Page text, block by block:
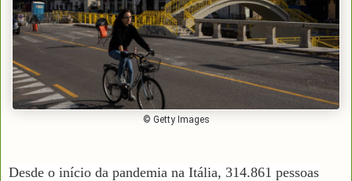
© Getty Images
Desde o início da pandemia na Itália, 314.861 pessoas